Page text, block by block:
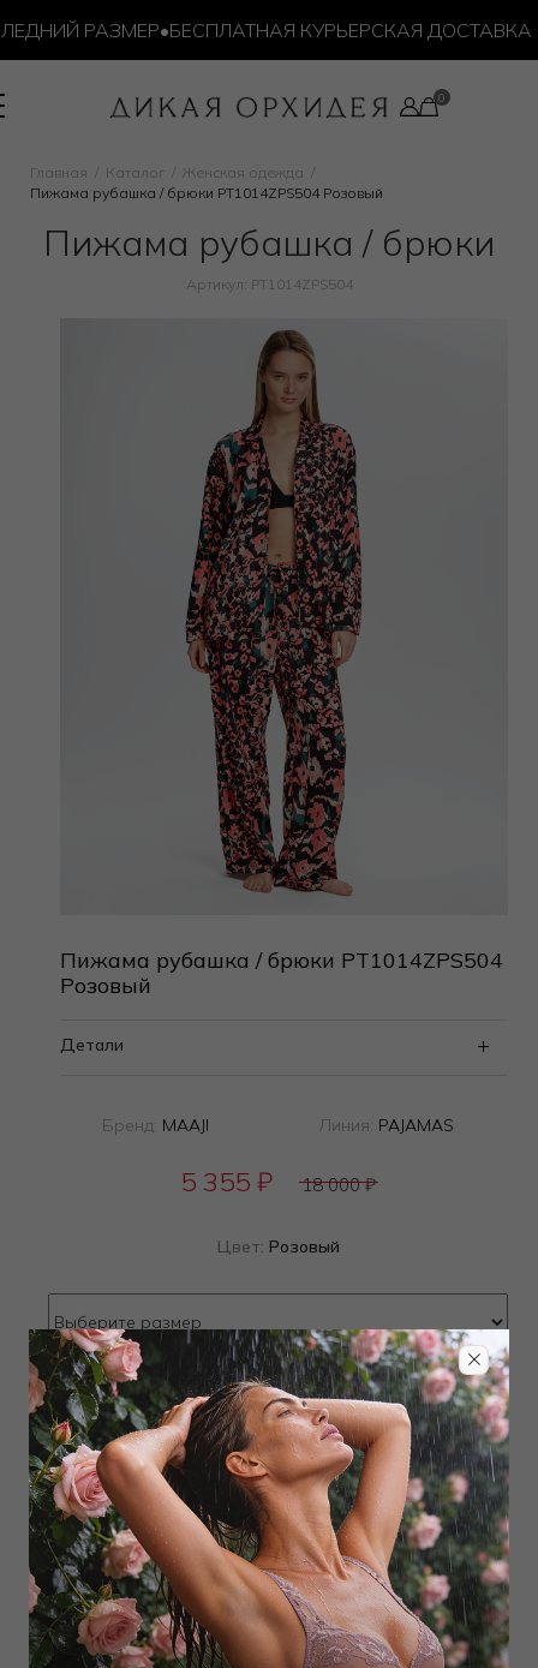
РАЗМЕР•БЕСПЛАТНАЯ КУРЬЕРСКАЯ ДОСТАВКА
Главная Каталог
Женская одежда
Пижама рубашка / брюки PT1014ZPS504 Розовый
Пижама рубашка / брюки
Артикул: PT1014ZPS504
Пижама рубашка / брюки PT1014ZPS504
Розовый
Детали
Бренд: MAAJI Линия: PAJAMAS
5 355 ₽ 18 000₽
Цвет: Розовый
Определить размер
Наличие в магазинах
ТОВАР РАСПРОДАН
Добавить в избранное
Забронировать в магазине